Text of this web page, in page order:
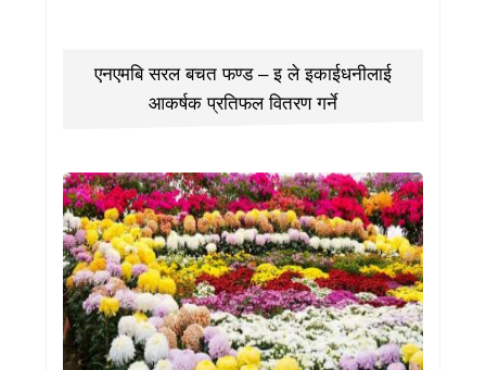
एनएमबि सरल बचत फण्ड – इ ले इकाईधनीलाई
आकर्षक प्रतिफल वितरण गर्ने